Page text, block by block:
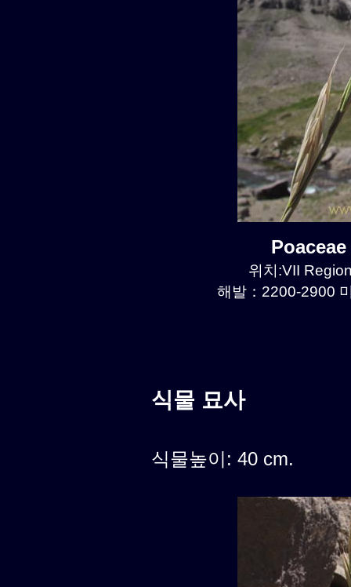
위치:VII
해발：2200-2900
식물 묘사
식물높이: 40 cm.